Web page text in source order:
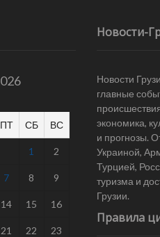
ПТ СБ ВС
1 2
7 8 9
14 15 16
21 22 23
Новости-
Новости
главные
экономика,
и прогнозы.
Украиной,
Турцией,
туризма и
Грузии.
Правила